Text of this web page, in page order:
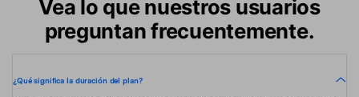
Vea lo que nuestros usuarios
preguntan frecuentemente.
¿Qué significa la duración del plan?